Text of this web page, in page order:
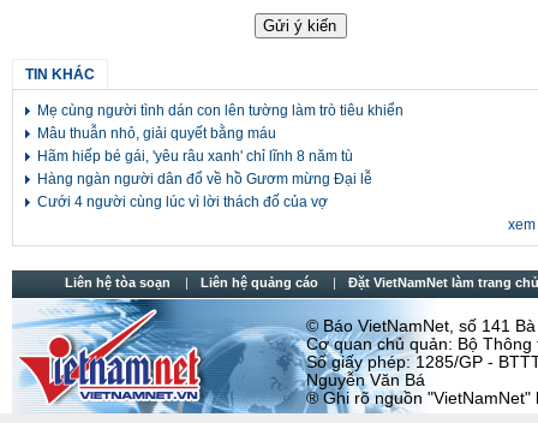
TIN KHÁC
Mẹ cùng người tình dán con lên tường làm trò tiêu khiển
Mâu thuẫn nhỏ, giải quyết bằng máu
Hãm hiếp bé gái, 'yêu râu xanh' chỉ lĩnh 8 năm tù
Hàng ngàn người dân đổ về hồ Gươm mừng Đại lễ
Cưới 4 người cùng lúc vì lời thách đố của vợ
Liên hệ tòa soạn Liên hệ quảng cáo Đặt VietNamNet làm trang chủ
© Báo VietNamNet, số 141
Cơ quan chủ quản: Bộ Thông
Số giấy phép: 1285/GP -
Nguyễn Văn Bá
® Ghi rõ nguồn "VietNamNet"